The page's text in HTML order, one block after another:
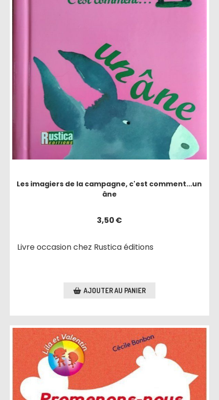
Les imagiers de la campagne, c'est comment...un
âne
3,50€
Livre occasion chez Rustica éditions
AJOUTER AU PANIER